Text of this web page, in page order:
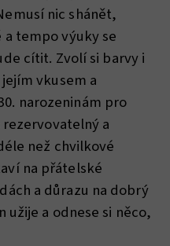
nic shánět,
tempo výuky se
cítit. Zvolí si barvy i
vkusem a
narozeninám pro
a
než chvilkové
na přátelské
a důrazu na dobrý
a odnese si něco,